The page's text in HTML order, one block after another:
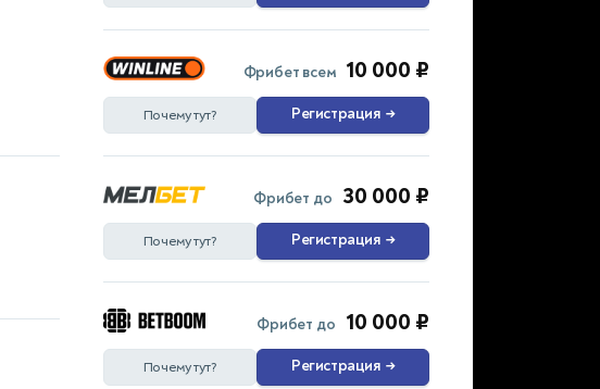
Фрибет всем 10 000 ₽
Почему тут? Регистрация →
Фрибет до 30 000 ₽
Почему тут? Регистрация →
Фрибет до 10 000 ₽
Почему тут? Регистрация →